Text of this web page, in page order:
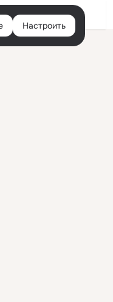
Войти
Настроить